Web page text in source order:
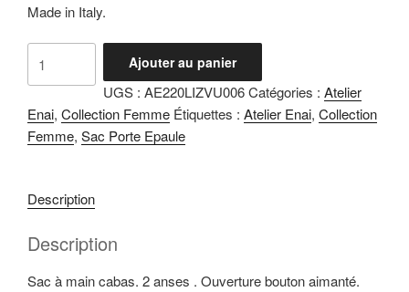
Made in Italy.
Camel
Ajouter au panier
UGS : AE220LIZVU006 Catégories : Atelier
Enai, Collection Femme Étiquettes : Atelier Enai, Collection
Femme, Sac Porte Epaule
Description
Description
Sac à main cabas. 2 anses . Ouverture bouton aimanté.